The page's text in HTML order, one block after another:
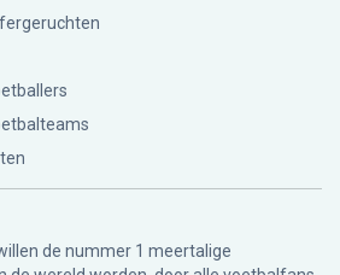
de nummer 1 meertalige